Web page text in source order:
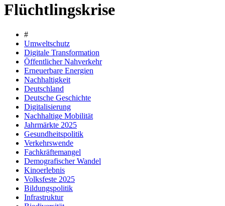
Flüchtlingskrise
#
Umweltschutz
Digitale Transformation
Öffentlicher Nahverkehr
Erneuerbare Energien
Nachhaltigkeit
Deutschland
Deutsche Geschichte
Digitalisierung
Nachhaltige Mobilität
Jahrmärkte 2025
Gesundheitspolitik
Verkehrswende
Fachkräftemangel
Demografischer Wandel
Kinoerlebnis
Volksfeste 2025
Bildungspolitik
Infrastruktur